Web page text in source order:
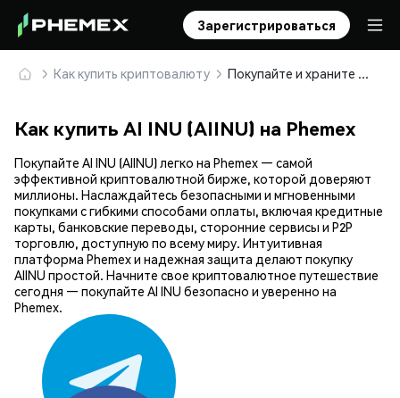
Зарегистрироваться
Как купить криптовалюту Покупайте и храните AI INU (AIINU) безопасно
Как купить AI INU (AIINU) на Phemex
Покупайте AI INU (AIINU) легко на Phemex — самой
эффективной криптовалютной бирже, которой доверяют
миллионы. Наслаждайтесь безопасными и мгновенными
покупками с гибкими способами оплаты, включая кредитные
карты, банковские переводы, сторонние сервисы и P2P
торговлю, доступную по всему миру. Интуитивная
платформа Phemex и надежная защита делают покупку
AIINU простой. Начните свое криптовалютное путешествие
сегодня — покупайте AI INU безопасно и уверенно на
Phemex.